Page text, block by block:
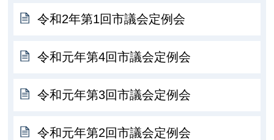
令和2年第1回市議会定例会
令和元年第4回市議会定例会
令和元年第3回市議会定例会
令和元年第2回市議会定例会